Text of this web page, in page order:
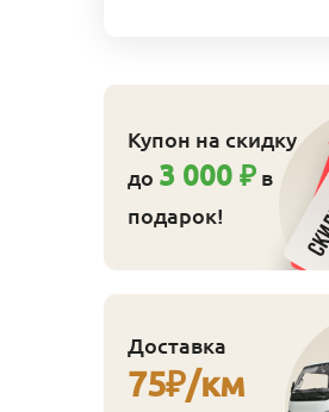
Купон на скидку
до 3 000 ₽ в
подарок!
Доставка
75₽/км